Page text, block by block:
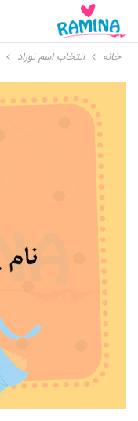
خانه انتخاب اسم نوزاد